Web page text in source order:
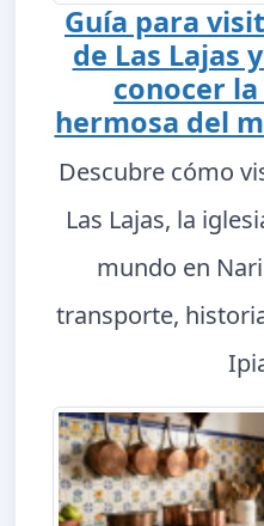
Guía para
de Las Lajas
conocer
hermosa del
Descubre cómo
Las Lajas, la
mundo en
transporte,